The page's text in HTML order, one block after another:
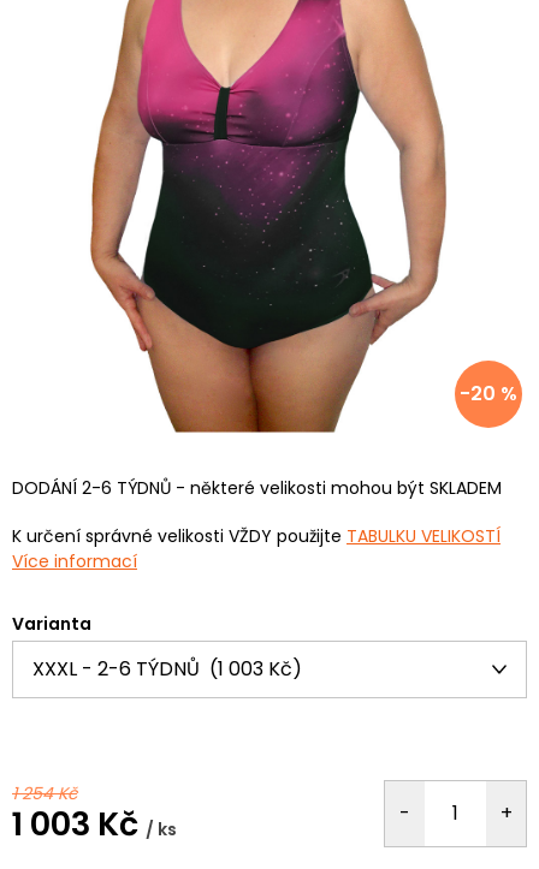
-20 %
DODÁNÍ 2-6 TÝDNŮ - některé velikosti mohou být SKLADEM
K určení správné velikosti VŽDY použijte TABULKU VELIKOSTÍ
Více informací
Varianta
1 254 Kč
1 003 Kč / ks